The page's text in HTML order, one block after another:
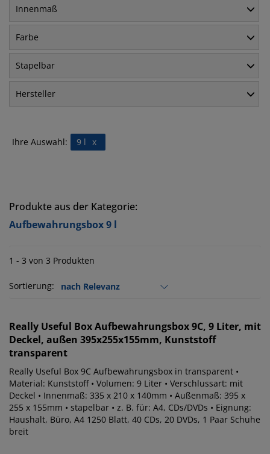
Innenmaß
Farbe
Stapelbar
Hersteller
Ihre Auswahl: x
9 l
Produkte aus der Kategorie:
Aufbewahrungsbox 9 l
1 - 3 von 3 Produkten
Sortierung:
Really Useful BoxAufbewahrungsbox 9C, 9 Liter, mit
Deckel, außen 395x255x155mm, Kunststoff
transparent
Really Useful Box 9C Aufbewahrungsbox in transparent •
Material: Kunststoff • Volumen: 9 Liter • Verschlussart: mit
Deckel • Innenmaß: 335 x 210 x 140mm • Außenmaß: 395 x
255 x 155mm • stapelbar • z. B. für: A4, CDs/DVDs • Eignung:
Haushalt, Büro, A4 1250 Blatt, 40 CDs, 20 DVDs, 1 Paar Schuhe
breit